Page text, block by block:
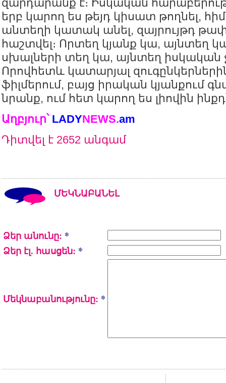
զարդարանք է։ Իսկական
երբ կարող ես թեյդ կիսատ թողնել,
անտեղի կատակ անել, զայրույթդ
հաշտվել։ Որտեղ կյանք կա, այնտեղ
սխալների տեղ կա, այնտեղ իսկական
Որովհետև կատարյալ
ֆիլմերում, բայց իրական կյանքում
նրանք, ում հետ կարող ես լիովին ինքդ՝
Աղբյուր՝ LADYNEWS.am
Դիտվել է 2652 անգամ
ՄԵԿՆԱԲԱՆԵԼ
Ձեր անունը: *
Ձեր էլ. հասցեն: *
Մեկնաբանությունը: *